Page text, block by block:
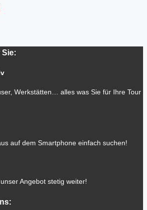
Sie:
Werkstätten… alles was Sie für Ihre Tour
auf dem Smartphone einfach suchen!
Angebot stetig weiter!